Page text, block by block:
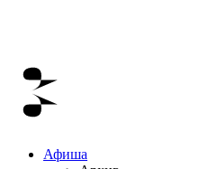
Афиша